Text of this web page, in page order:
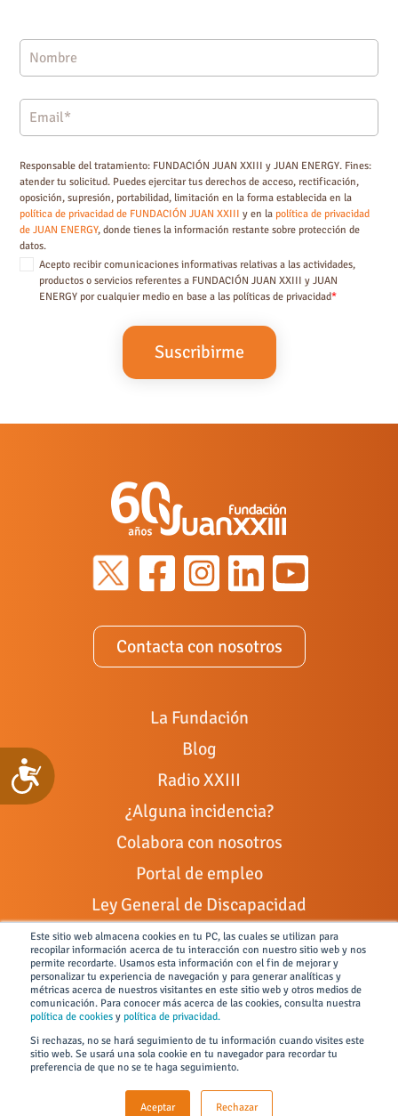
Este sitio web almacena cookies en tu PC, las cuales se utilizan para
recopilar información acerca de tu interacción con nuestro sitio web y nos
permite recordarte. Usamos esta información con el fin de mejorar y
personalizar tu experiencia de navegación y para generar analíticas y
métricas acerca de nuestros visitantes en este sitio web y otros medios de
comunicación. Para conocer más acerca de las cookies, consulta nuestra
política de cookies y política de privacidad.
Si rechazas, no se hará seguimiento de tu información cuando visites este
sitio web. Se usará una sola cookie en tu navegador para recordar tu
preferencia de que no se te haga seguimiento.
Aceptar Rechazar
Accesibilidad
Responsable del tratamiento: FUNDACIÓN JUAN XXIII y JUAN ENERGY. Fines:
atender tu solicitud. Puedes ejercitar tus derechos de acceso, rectificación,
oposición, supresión, portabilidad, limitación en la forma establecida en la
política de privacidad de FUNDACIÓN JUAN XXIII y en la política de privacidad
de JUAN ENERGY, donde tienes la información restante sobre protección de
datos.
Acepto recibir comunicaciones informativas relativas a las actividades,
productos o servicios referentes a FUNDACIÓN JUAN XXIII y JUAN
ENERGY por cualquier medio en base a las políticas de privacidad*
Contacta con nosotros
La Fundación
Blog
Radio XXIII
¿Alguna incidencia?
Colabora con nosotros
Portal de empleo
Ley General de Discapacidad
Canal de denuncias
Todos los derechos reservados © 2026 FUNDACIÓN JUAN XIII
Condiciones de uso y políticas de privacidad
Políticas SGI
Aviso Legal